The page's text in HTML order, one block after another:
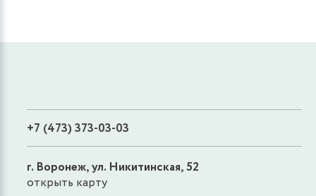
+7 (473) 373-03-03
г. Воронеж, ул. Никитинская, 52
открыть карту